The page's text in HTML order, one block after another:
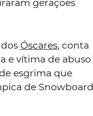
gerações
Óscares, conta
e vítima de abuso
esgrima que
de Snowboard